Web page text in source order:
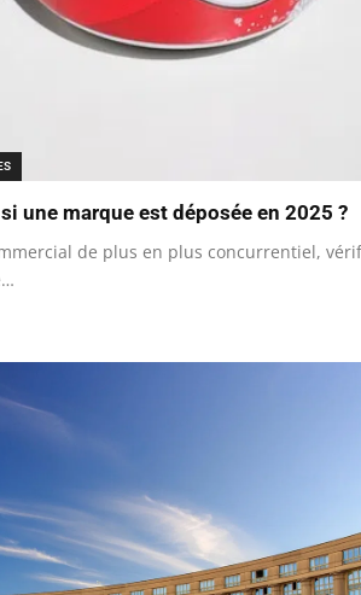
une marque est déposée en 2025 ?
de plus en plus concurrentiel,